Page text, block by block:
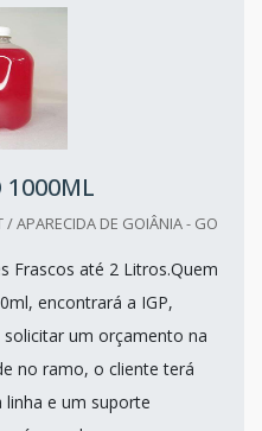
1000ML
/ APARECIDA DE GOIÂNIA - GO
Frascos até 2 Litros.Quem
encontrará a IGP,
um orçamento na
no ramo, o cliente terá
e um suporte